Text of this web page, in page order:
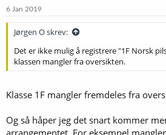
e
6 Jan 2019
Jørgen O skrev:
Det er ikke mulig å registrere "1F Norsk
klassen mangler fra oversikten.
Klasse 1F mangler fremdeles fra
Og så håper jeg det snart kommer
arrangementet. For eksempel